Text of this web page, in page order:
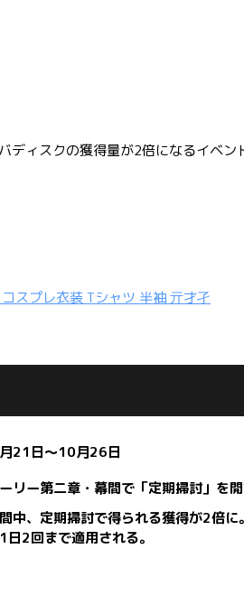
ディスクの獲得量が2倍になるイベ
スプレ衣装 Tシャツ 半袖 亓才孑
21日〜10月26日
リー第二章・幕間で「定期掃討」を
中、定期掃討で得られる獲得が2倍に。
日2回まで適用される。